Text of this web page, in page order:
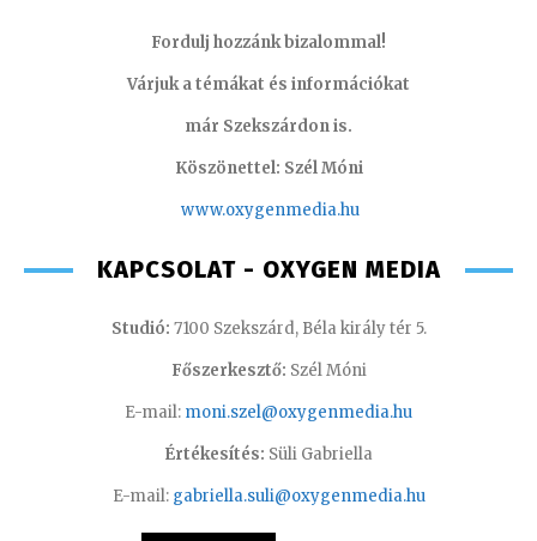
Fordulj hozzánk bizalommal!
Várjuk a témákat és információkat
már Szekszárdon is.
Köszönettel: Szél Móni
www.oxygenmedia.hu
KAPCSOLAT - OXYGEN MEDIA
Studió: 7100 Szekszárd, Béla király tér 5.
Főszerkesztő: Szél Móni
E-mail: moni.szel@oxygenmedia.hu
Értékesítés: Süli Gabriella
E-mail: gabriella.suli@oxygenmedia.hu